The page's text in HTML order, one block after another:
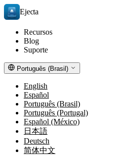
Ejecta
Recursos
Blog
Suporte
Português (Brasil)
English
Español
Português (Brasil)
Português (Portugal)
Español (México)
日本語
Deutsch
简体中文